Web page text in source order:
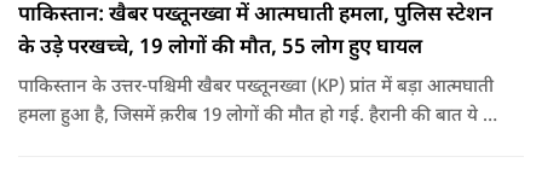
पाकिस्तान: खैबर पख्तूनख्वा में आत्मघाती हमला, पुलिस स्टेशन
के उड़े परखच्चे, 19 लोगों की मौत, 55 लोग हुए घायल
पाकिस्तान के उत्तर-पश्चिमी खैबर पख्तूनख्वा (KP) प्रांत में बड़ा आत्मघाती
हमला हुआ है, जिसमें क़रीब 19 लोगों की मौत हो गई. हैरानी की बात ये है